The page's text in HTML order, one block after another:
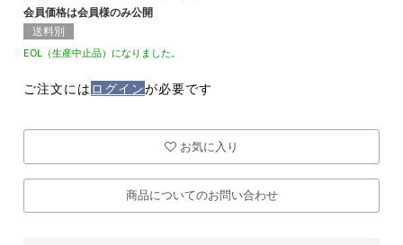
会員価格は会員様のみ公開
送料別
EOL（生産中止品）になりました。
ご注文には ログインが必要です
お気に入り
商品についてのお問い合わせ